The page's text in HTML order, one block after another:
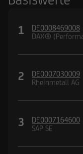
1
DE0008469008
DAX®
2
DE0007030009
Rheinmetall AG
3
DE0007164600
SAP SE